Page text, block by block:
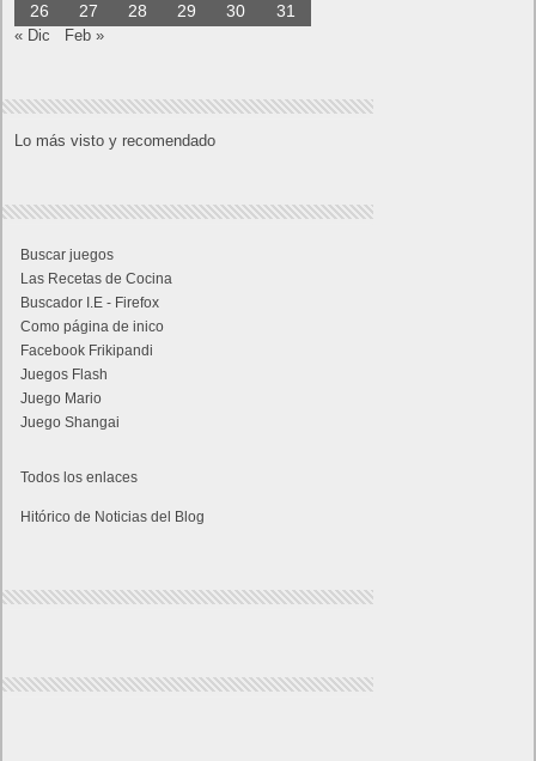
26
27 28 29 30 31
« Dic Feb »
Lo más visto y recomendado
Buscar juegos
Las Recetas de Cocina
Buscador I.E - Firefox
Como página de inico
Facebook Frikipandi
Juegos Flash
Juego Mario
Juego Shangai
Todos los enlaces
Hitórico de Noticias del Blog